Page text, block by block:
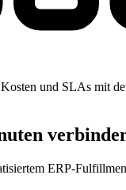
und SLAs mit
ERP-